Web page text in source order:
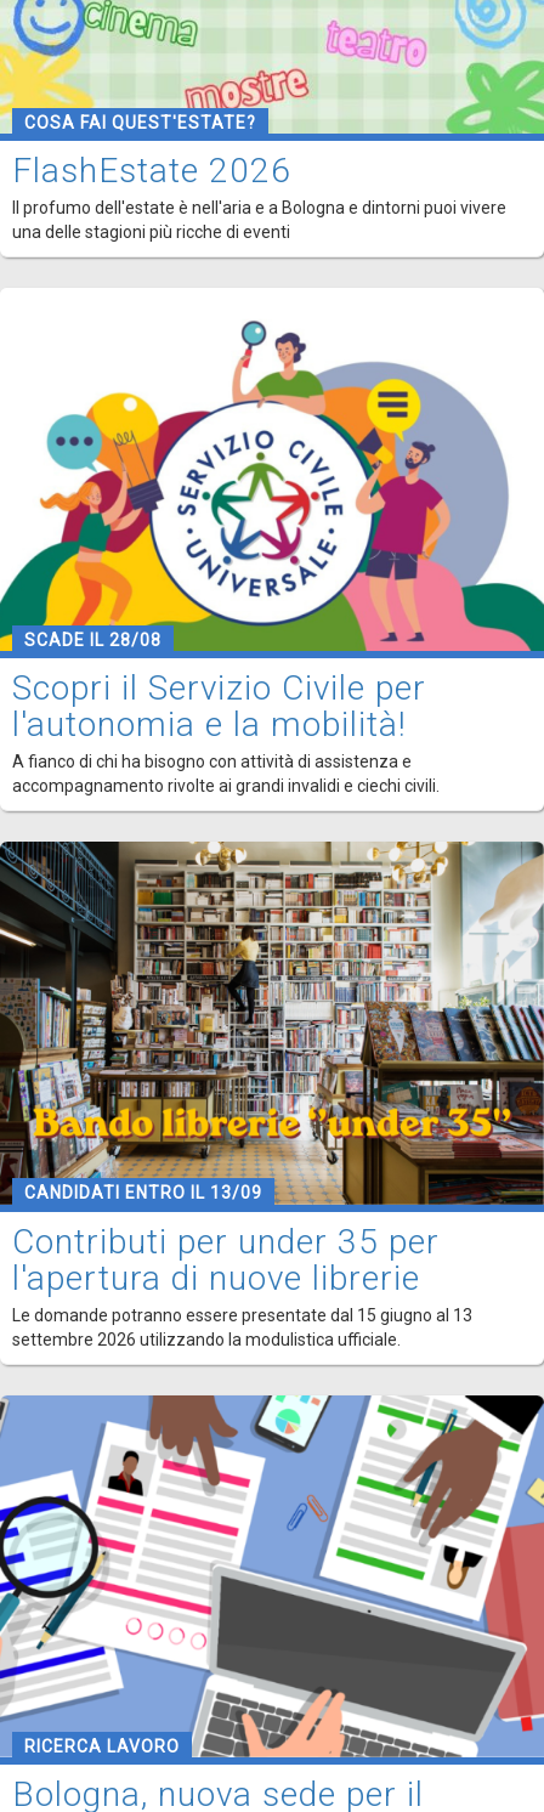
COSA FAI QUEST'ESTATE?
FlashEstate 2026
Il profumo dell'estate è nell'aria e a Bologna e dintorni puoi vivere
una delle stagioni più ricche di eventi
SCADE IL 28/08
Scopri il Servizio Civile per
l'autonomia e la mobilità!
A fianco di chi ha bisogno con attività di assistenza e
accompagnamento rivolte ai grandi invalidi e ciechi civili.
CANDIDATI ENTRO IL 13/09
Contributi per under 35 per
l'apertura di nuove librerie
Le domande potranno essere presentate dal 15 giugno al 13
settembre 2026 utilizzando la modulistica ufficiale.
RICERCA LAVORO
Bologna, nuova sede per il